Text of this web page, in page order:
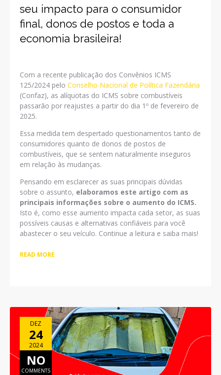
seu impacto para o consumidor
final, donos de postos e toda a
economia brasileira!
Com a recente publicação dos Convênios ICMS
125/2024 pelo Conselho Nacional de Política Fazendária
(Confaz), as alíquotas do ICMS sobre combustíveis
passarão por reajustes a partir do dia 1º de fevereiro de
2025.
Essa medida tem despertado questionamentos tanto de
consumidores quanto de donos de postos de
combustíveis, que se sentem naturalmente inseguros
em relação às mudanças.
Pensando em esclarecer as suas principais dúvidas
sobre o assunto, elaboramos este artigo com as
principais informações sobre o aumento do ICMS.
Isto é, como esse aumento impacta cada setor, as suas
possíveis causas e alternativas confiáveis para você
abastecer o seu veículo. Continue a leitura e saiba mais!
READ MORE
DEZ
24
2024
NO
COMMENTS